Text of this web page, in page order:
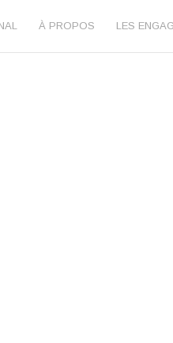
À PROPOS LES